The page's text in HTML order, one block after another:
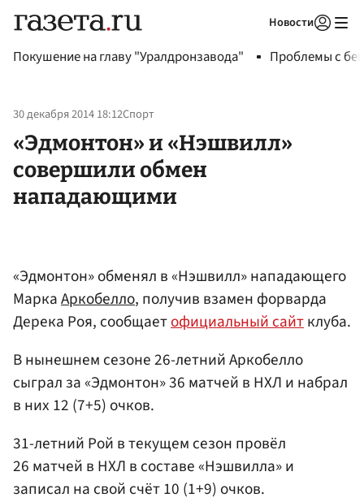
Новости
Покушение на главу "Уралдронзавода" Проблемы с
30 декабря 2014 18:12Спорт
«Эдмонтон» и «Нэшвилл»
совершили обмен
нападающими
«Эдмонтон» обменял в «Нэшвилл» нападающего
МаркаАркобелло, получив взамен форварда
Дерека Роя, сообщаетофициальный сайтклуба.
В нынешнем сезоне 26-летний Аркобелло
сыграл за «Эдмонтон» 36 матчей в НХЛ и набрал
в них 12 (7+5) очков.
31-летний Рой в текущем сезон провёл
26 матчей в НХЛ в составе «Нэшвилла» и
записал на свой счёт 10 (1+9) очков.